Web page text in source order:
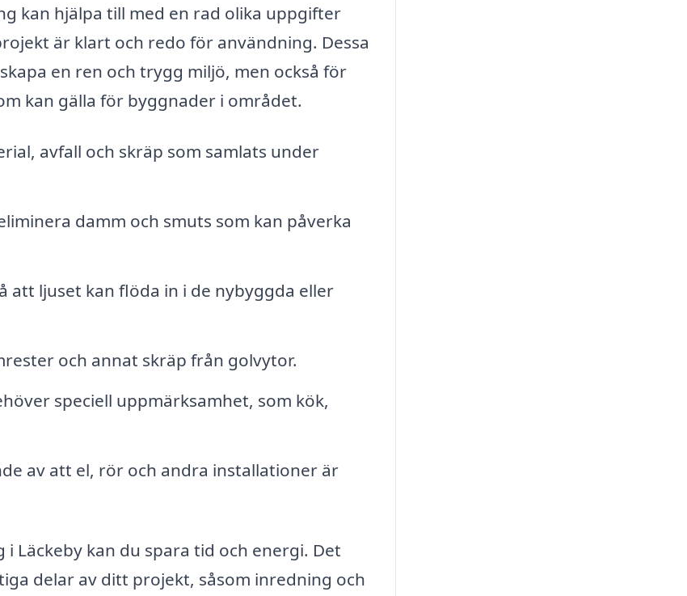
kan hjälpa till med en rad olika uppgifter
är klart och redo för användning. Dessa
en ren och trygg miljö, men också för
kan gälla för byggnader i området.
avfall och skräp som samlats under
damm och smuts som kan påverka
att ljuset kan flöda in i de nybyggda eller
och annat skräp från golvytor.
speciell uppmärksamhet, som kök,
av att el, rör och andra installationer är
kan du spara tid och energi. Det
delar av ditt projekt, såsom inredning och